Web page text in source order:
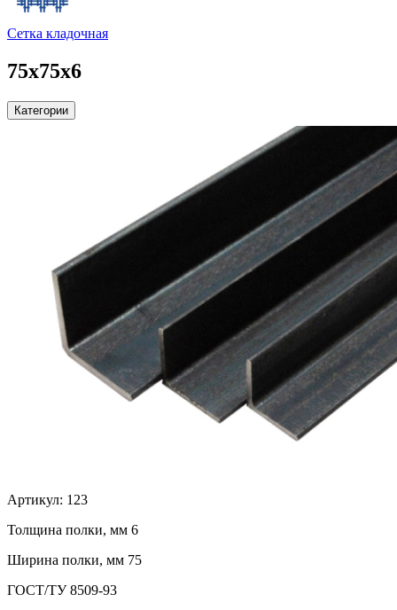
Сетка кладочная
75х75х6
Категории
Артикул: 123
Толщина полки, мм 6
Ширина полки, мм 75
ГОСТ/ТУ 8509-93